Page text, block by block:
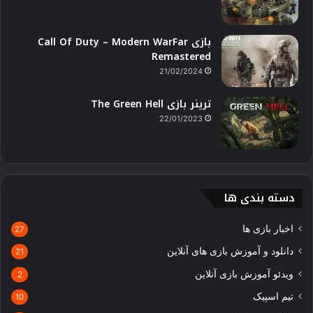
بازی Call Of Duty – Modern WarFar
Remastered
21/02/2024
ترینر بازی The Green Hell
22/01/2023
دسته بندی ها
اخبار بازی ها 27
دانلود و آموزش بازی های آنلاین 21
ویدئو آموزش بازی آنلاین 2
تیم اسپیک 10